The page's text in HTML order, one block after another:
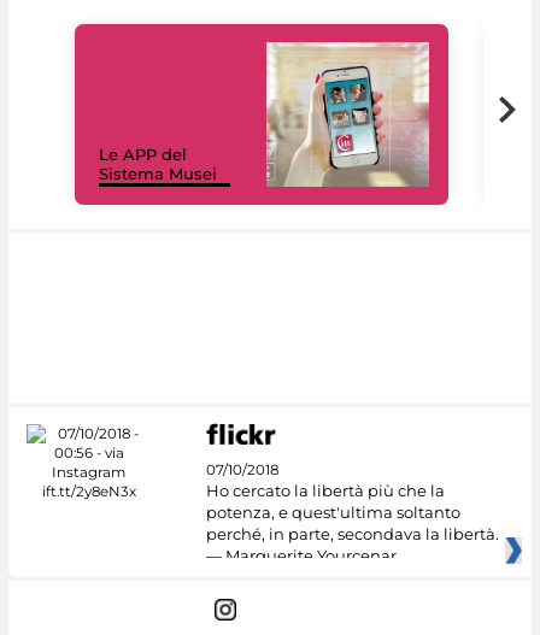
Le APP del
Sistema Musei
07/10/2018
Ho cercato la libertà più che la
potenza, e quest'ultima soltanto
perché, in parte, secondava la libertà.
— Marguerite Yourcenar